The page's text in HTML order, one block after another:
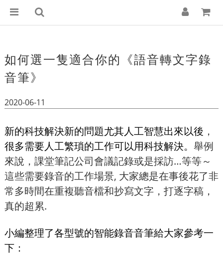
如何選一隻適合你的《語音轉文字錄
音筆》
2020-06-11
新的科技解決新的問題尤其人工智慧出來以後 ，
很多需要人工繁瑣的工作可以用科技解決。 舉例
來說 ， 課堂筆記公司會議記錄或是採訪…等等～
這些需要錄音的工作場景, 大家總是在事後花了非
常多時間在重複聽音檔和抄寫文字，打逐字稿，
真的超累.
小編整理了各型號的智能錄音音筆給大家參考一
下：